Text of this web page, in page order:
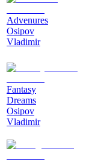
Advenures
Osipov
Vladimir
Fantasy
Dreams
Osipov
Vladimir